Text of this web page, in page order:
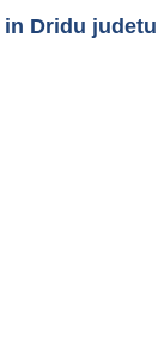
in Dridu